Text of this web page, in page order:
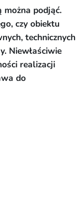
można podjąć.
czy obiektu
technicznych
Niewłaściwie
realizacji
do